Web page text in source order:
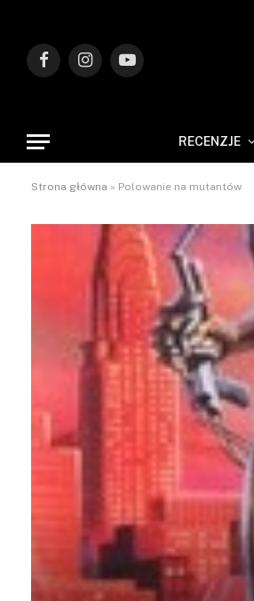
FacebookInstagramYouTube
RECENZJE
Strona główna » Polowanie na mutantów